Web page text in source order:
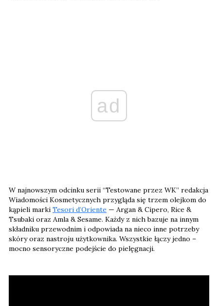
ad
W najnowszym odcinku serii “Testowane przez WK” redakcja
Wiadomości Kosmetycznych przygląda się trzem olejkom do
kąpieli marki Tesori d’Oriente — Argan & Cipero, Rice &
Tsubaki oraz Amla & Sesame. Każdy z nich bazuje na innym
składniku przewodnim i odpowiada na nieco inne potrzeby
skóry oraz nastroju użytkownika. Wszystkie łączy jedno –
mocno sensoryczne podejście do pielęgnacji.